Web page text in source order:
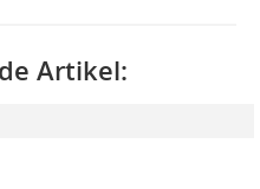
Artikel: